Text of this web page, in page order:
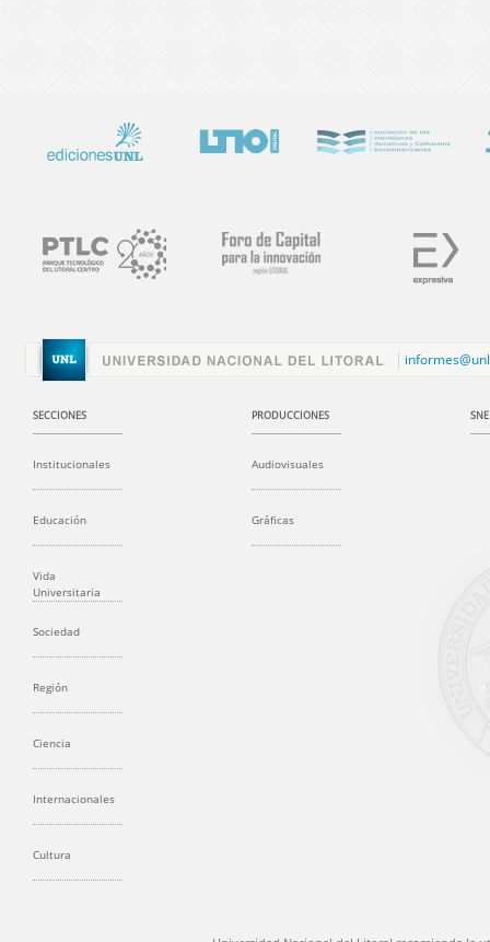
SECCIONES
Institucionales
Educación
Vida
Universitaria
Sociedad
Región
Ciencia
Internacionales
Cultura
PRODUCCIONES
Audiovisuales
Gráficas
SNE